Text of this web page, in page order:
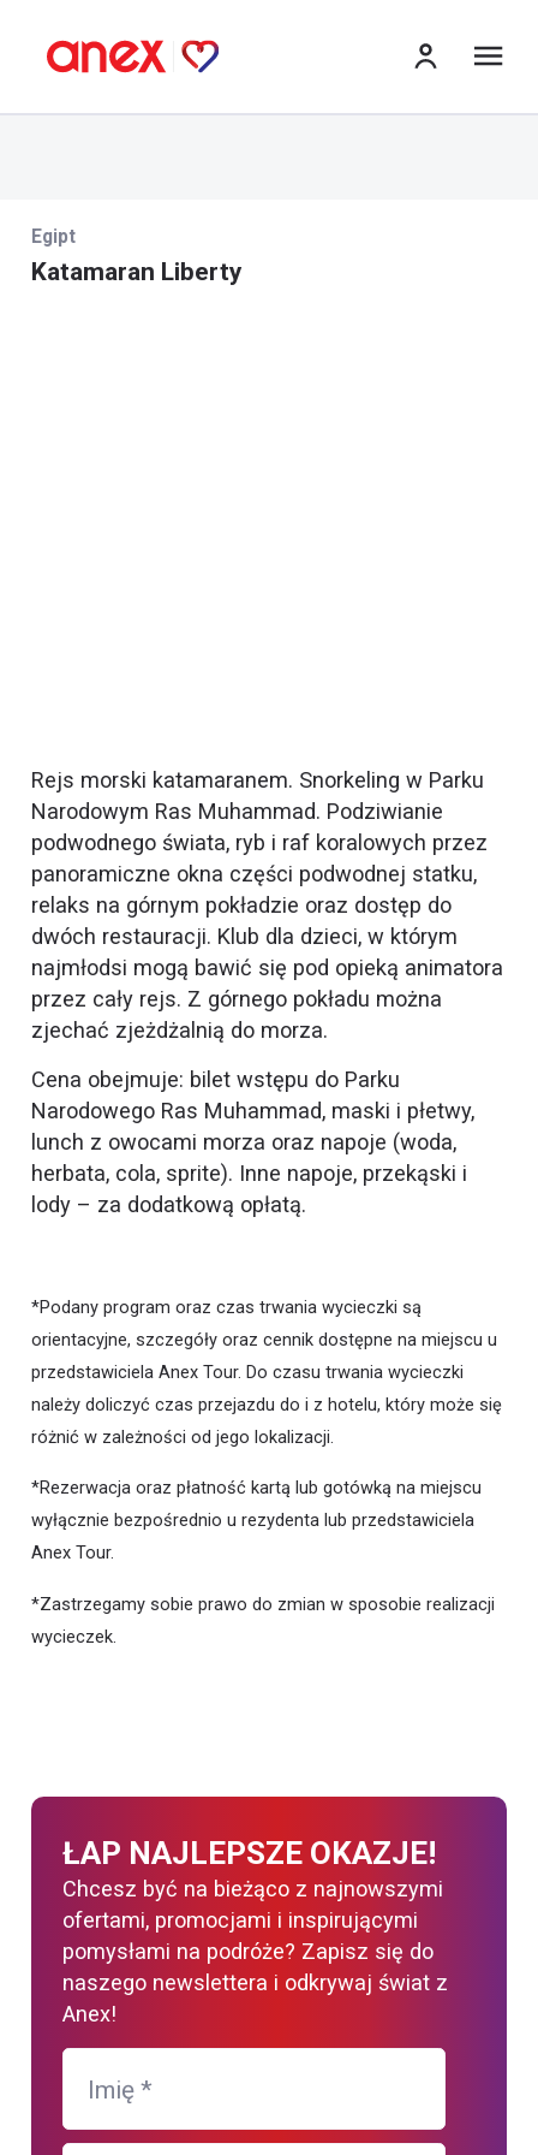
Egipt
Katamaran Liberty
Rejs morski katamaranem. Snorkeling w Parku
Narodowym Ras Muhammad. Podziwianie
podwodnego świata, ryb i raf koralowych przez
panoramiczne okna części podwodnej statku,
relaks na górnym pokładzie oraz dostęp do
dwóch restauracji. Klub dla dzieci, w którym
najmłodsi mogą bawić się pod opieką animatora
przez cały rejs. Z górnego pokładu można
zjechać zjeżdżalnią do morza.
Cena obejmuje: bilet wstępu do Parku
Narodowego Ras Muhammad, maski i płetwy,
lunch z owocami morza oraz napoje (woda,
herbata, cola, sprite). Inne napoje, przekąski i
lody – za dodatkową opłatą.
*Podany program oraz czas trwania wycieczki są
orientacyjne, szczegóły oraz cennik dostępne na miejscu u
przedstawiciela Anex Tour. Do czasu trwania wycieczki
należy doliczyć czas przejazdu do i z hotelu, który może się
różnić w zależności od jego lokalizacji.
*Rezerwacja oraz płatność kartą lub gotówką na miejscu
wyłącznie bezpośrednio u rezydenta lub przedstawiciela
Anex Tour.
*Zastrzegamy sobie prawo do zmian w sposobie realizacji
wycieczek.
ŁAP NAJLEPSZE OKAZJE!
Chcesz być na bieżąco z najnowszymi
ofertami, promocjami i inspirującymi
pomysłami na podróże? Zapisz się do
naszego newslettera i odkrywaj świat z
Anex!
Imię *